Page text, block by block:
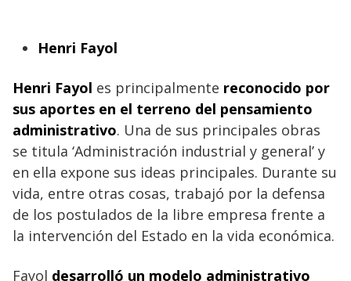
Henri Fayol
Henri Fayol es principalmente reconocido por
sus aportes en el terreno del pensamiento
administrativo. Una de sus principales obras
se titula ‘Administración industrial y general’ y
en ella expone sus ideas principales. Durante su
vida, entre otras cosas, trabajó por la defensa
de los postulados de la libre empresa frente a
la intervención del Estado en la vida económica.
Fayol desarrolló un modelo administrativo